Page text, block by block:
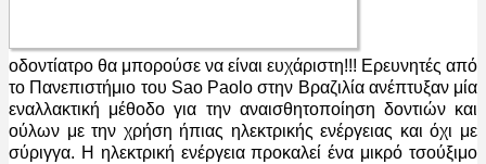
οδοντίατρο θα μπορούσε να είναι ευχάριστη!!! Ερευνητές από
το Πανεπιστήμιο του Sao Paolo στην Βραζιλία ανέπτυξαν μία
εναλλακτική μέθοδο για την αναισθητοποίηση δοντιών και
ούλων με την χρήση ήπιας ηλεκτρικής ενέργειας και όχι με
σύριγγα. Η ηλεκτρική ενέργεια προκαλεί ένα μικρό τσούξιμο